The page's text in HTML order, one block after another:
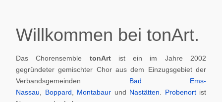
Willkommen bei tonArt.
Das Chorensemble tonArt ist ein im Jahre 2002
gegründeter gemischter Chor aus dem Einzugsgebiet der
Verbandsgemeinden Bad Ems-
Nassau
Boppard Montabaur und Nastätten Probenortist